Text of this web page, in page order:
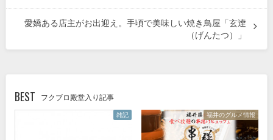
愛嬌ある店主がお出迎え。手頃で美味しい焼き鳥屋「玄逹
（げんたつ）」
BEST フクブロ殿堂入り記事
雑記 福井のグルメ情報